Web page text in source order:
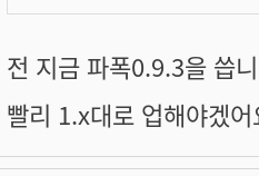
전 지금 파폭0.9.3을 씁
빨리 1.x대로 업해야겠